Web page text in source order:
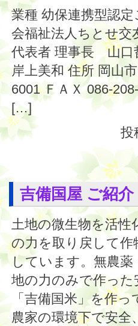
業種 幼保連携型認
会福祉法人ちとせ
代表者 理事長 山
岸上美和 住所 岡山
6001 ＦＡＸ 086-
[…]
投
吉備国屋 ご紹介
土地の微生物を活性
の力を取り戻して作
しています。無農
地の力のみで作った
「吉備国米」を作
農家の環境下で安全